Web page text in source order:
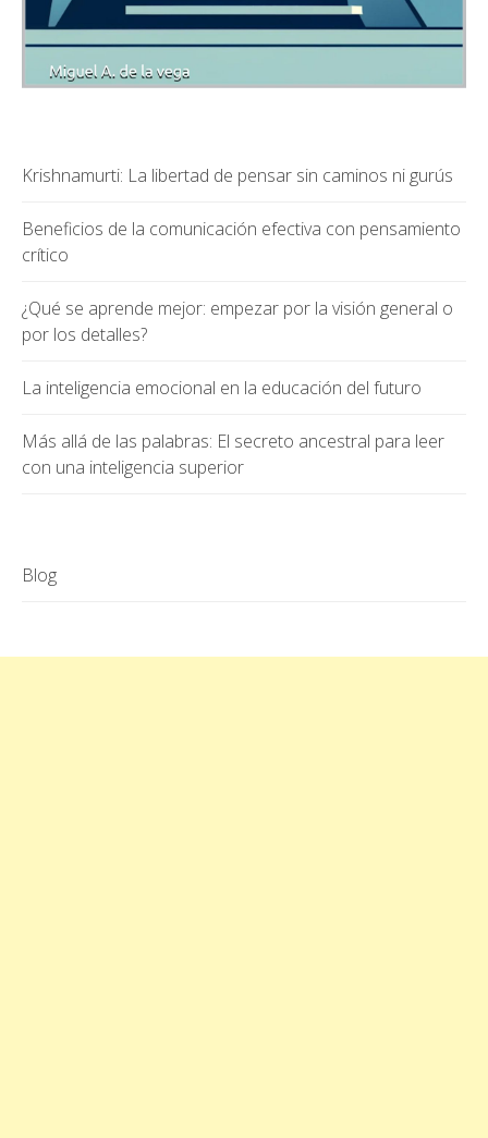
Krishnamurti: La libertad de pensar sin caminos ni gurús
Beneficios de la comunicación efectiva con pensamiento
crítico
¿Qué se aprende mejor: empezar por la visión general o
por los detalles?
La inteligencia emocional en la educación del futuro
Más allá de las palabras: El secreto ancestral para leer
con una inteligencia superior
Blog